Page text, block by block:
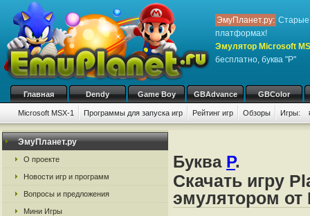
ЭмуПланет.ру: Старые
платформах!
Эмулятор Microsoft
бесплатно, буква "P"
Главная Dendy Game Boy GBAdvance GBColor
Microsoft MSX-1 Программы для запуска игр Рейтинг игр Обзоры Игры:
ЭмуПланет.ру
О проекте
Новости игр и программ
Вопросы и предложения
Мини Игры
Буква P.
Скачать игру
эмулятором от